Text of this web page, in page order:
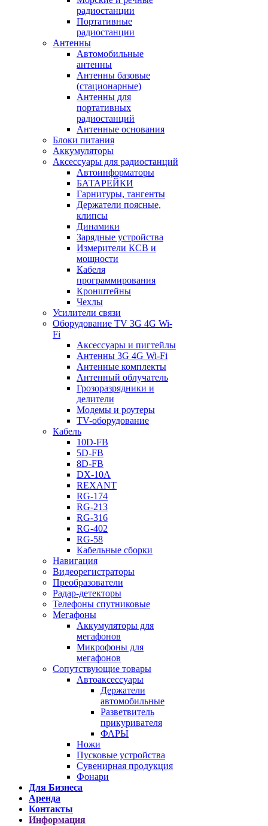
радиостанции
Портативные
радиостанции
Антенны
Автомобильные
антенны
Антенны базовые
(стационарные)
Антенны для
портативных
радиостанций
Антенные основания
Блоки питания
Аккумуляторы
Аксессуары для радиостанций
Автоинформаторы
БАТАРЕЙКИ
Гарнитуры, тангенты
Держатели поясные,
клипсы
Динамики
Зарядные устройства
Измерители КСВ и
мощности
Кабеля
программирования
Кронштейны
Чехлы
Усилители связи
Оборудование TV 3G 4G Wi-
Fi
Аксессуары и пигтейлы
Антенны 3G 4G Wi-Fi
Антенные комплекты
Антенный облучатель
Грозоразрядники и
делители
Модемы и роутеры
TV-оборудование
Кабель
10D-FB
5D-FB
8D-FB
DX-10A
REXANT
RG-174
RG-213
RG-316
RG-402
RG-58
Кабельные сборки
Навигация
Видеорегистраторы
Преобразователи
Радар-детекторы
Телефоны спутниковые
Мегафоны
Аккумуляторы для
мегафонов
Микрофоны для
мегафонов
Сопутствующие товары
Автоаксессуары
Держатели
автомобильные
Разветвитель
прикуривателя
ФАРЫ
Ножи
Пусковые устройства
Сувенирная продукция
Фонари
Для Бизнеса
Аренда
Контакты
Информация